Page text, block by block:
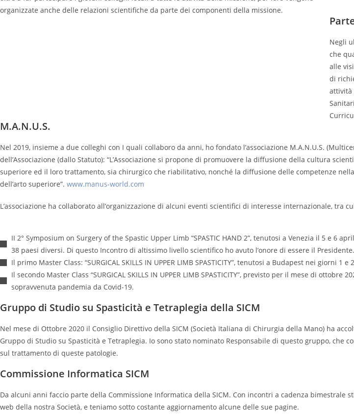
organizzate anche delle relazioni scientifiche da parte dei componenti della missione.
Negli
che
alle
di
attività
M.A.N.U.S.
Nel 2019, insieme a due colleghi con I quali collaboro da anni, ho fondato l’associazione M.A.N.U.S.
dell’Associazione (dallo Statuto): “L’Associazione si propone di promuovere la diffusione della cultura
superiore ed il loro trattamento, sia chirurgico che riabilitativo, nonché la diffusione delle competenze
dell’arto superiore”. www.manus-world.com
L’associazione ha collaborato all’organizzazione di alcuni eventi scientifici di interesse internazionale, tra
II 2° Symposium on Surgery of the Spastic Upper Limb “SPASTIC HAND 2”, tenutosi a Venezia il 5 e 6
38 paesi diversi. Di questo Incontro di altissimo livello scientifico ho avuto l’onore di essere il Presidente.
Il primo Master Class: “SURGICAL SKILLS IN UPPER LIMB SPASTICITY”, tenutosi a Budapest nei giorni 1 e
Il secondo Master Class “SURGICAL SKILLS IN UPPER LIMB SPASTICITY”, previsto per il mese di
sopravvenuta pandemia da Covid-19.
Gruppo di Studio su Spasticità e Tetraplegia della SICM
Nel mese di Ottobre 2020 il Consiglio Direttivo della SICM (Società Italiana di Chirurgia della Mano) ha
Gruppo di Studio su Spasticità e Tetraplegia. Io sono stato nominato Responsabile di questo gruppo, che
sul trattamento di queste patologie.
Commissione Informatica SICM
Da alcuni anni faccio parte della Commissione Informatica della SICM. Con incontri a cadenza bimestrale
web della nostra Società, e teniamo sotto costante aggiornamento alcune delle sue pagine.